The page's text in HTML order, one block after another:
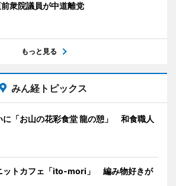
衆院議員が中道離党
もっと見る
みん経トピックス
に「お山の花彩食堂 龍の憩」 和食職人
ットカフェ「ito-mori」 編み物好きが